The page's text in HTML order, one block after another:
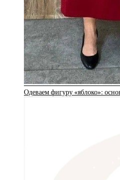
Одеваем фигуру «яблоко»: